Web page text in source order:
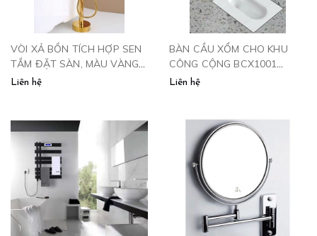
VÒI XẢ BỒN TÍCH HỢP SEN
TẮM ĐẶT SÀN, MÀU VÀNG -
SB1703V CLEANMAX
Liên hệ
BÀN CẦU XỔM CHO KHU
CÔNG CỘNG BCX1001
CLEANMAX
Liên hệ